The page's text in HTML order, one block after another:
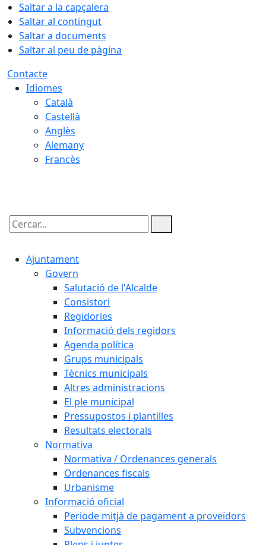
Saltar a la capçalera
Saltar al contingut
Saltar a documents
Saltar al peu de pàgina
Contacte
Idiomes
Català
Castellà
Anglès
Alemany
Francès
Cercar:
Ajuntament
Govern
Salutació de l'Alcalde
Consistori
Regidories
Informació dels regidors
Agenda política
Grups municipals
Tècnics municipals
Altres administracions
El ple municipal
Pressupostos i plantilles
Resultats electorals
Normativa
Normativa / Ordenances generals
Ordenances fiscals
Urbanisme
Informació oficial
Periode mitjà de pagament a proveïdors
Subvencions